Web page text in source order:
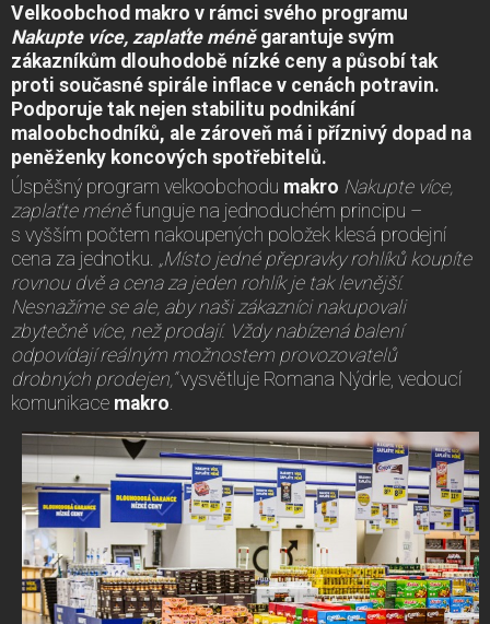
Velkoobchod makro v rámci svého programu
Nakupte více, zaplaťte méně garantuje svým
zákazníkům dlouhodobě nízké ceny a působí tak
proti současné spirále inflace v cenách potravin.
Podporuje tak nejen stabilitu podnikání
maloobchodníků, ale zároveň má i příznivý dopad na
peněženky koncových spotřebitelů.
Úspěšný program velkoobchodu makro Nakupte více,
zaplaťte méněfunguje na jednoduchém principu –
s vyšším počtem nakoupených položek klesá prodejní
cena za jednotku. „Místo jedné přepravky rohlíků koupíte
rovnou dvě a cena za jeden rohlík je tak levnější.
Nesnažíme se ale, aby naši zákazníci nakupovali
zbytečně více, než prodají. Vždy nabízená balení
odpovídají reálným možnostem provozovatelů
drobných prodejen,“vysvětluje Romana Nýdrle, vedoucí
komunikace makro